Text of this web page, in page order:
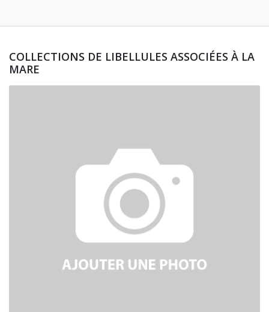
COLLECTIONS DE LIBELLULES ASSOCIÉES À LA
MARE